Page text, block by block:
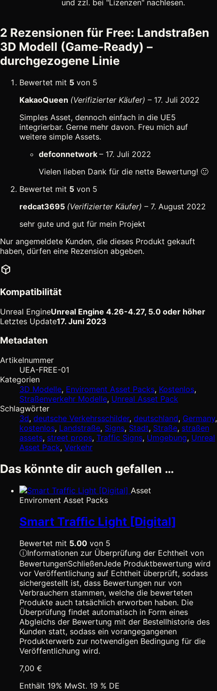
und zzl. bei "Lizenzen" nachlesen.
2 Rezensionen für Free: Landstraßen
3D Modell (Game-Ready) –
durchgezogene Linie
Bewertet mit 5 von 5
KakaoQueen (Verifizierter Käufer) – 17. Juli 2022
Simples Asset, dennoch einfach in die UE5
integrierbar. Gerne mehr davon. Freu mich auf
weitere simple Assets.
defconnetwork – 17. Juli 2022
Vielen lieben Dank für die nette Bewertung! 🙂
Bewertet mit 5 von 5
redcat3695 (Verifizierter Käufer) – 7. August 2022
sehr gute und gut für mein Projekt
Nur angemeldete Kunden, die dieses Produkt gekauft
haben, dürfen eine Rezension abgeben.
Kompatibilität
Unreal EngineUnreal Engine 4.26-4.27, 5.0 oder höher
Letztes Update17. Juni 2023
Metadaten
Artikelnummer
UEA-FREE-01
Kategorien
3D Modelle, Enviroment Asset Packs, Kostenlos,
Straßenverkehr Modelle, Unreal Asset Pack
Schlagwörter
3d, deutsche Verkehrsschilder, deutschland, Germany,
kostenlos, Landstraße, Signs, Stadt, Straße, straßen
assets, street props, Traffic Signs, Umgebung, Unreal
Asset Pack, Verkehr
Das könnte dir auch gefallen …
Asset
Enviroment Asset Packs
Smart Traffic Light [Digital]
Bewertet mit 5.00 von 5
ⓘInformationen zur Überprüfung der Echtheit von
BewertungenSchließenJede Produktbewertung wird
vor Veröffentlichung auf Echtheit überprüft, sodass
sichergestellt ist, dass Bewertungen nur von
Verbrauchern stammen, welche die bewerteten
Produkte auch tatsächlich erworben haben. Die
Überprüfung findet automatisch in Form eines
Abgleichs der Bewertung mit der Bestellhistorie des
Kunden statt, sodass ein vorangegangenen
Produkterwerb zur notwendigen Bedingung für die
Veröffentlichung wird.
7,00 €
Enthält 19% MwSt. 19 % DE